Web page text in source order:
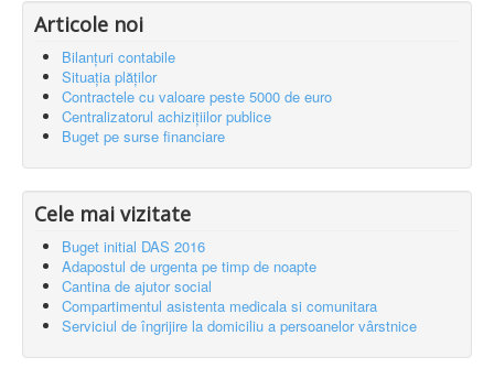
Sunteți aici: Acasă
Cerere ancheta sociala pentru persoane cu handicap
Articole noi
Bilanțuri contabile
Situația plăților
Contractele cu valoare peste 5000 de euro
Centralizatorul achizițiilor publice
Buget pe surse financiare
Cele mai vizitate
Buget initial DAS 2016
Adapostul de urgenta pe timp de noapte
Cantina de ajutor social
Compartimentul asistenta medicala si comunitara
Serviciul de îngrijire la domiciliu a persoanelor vârstnice